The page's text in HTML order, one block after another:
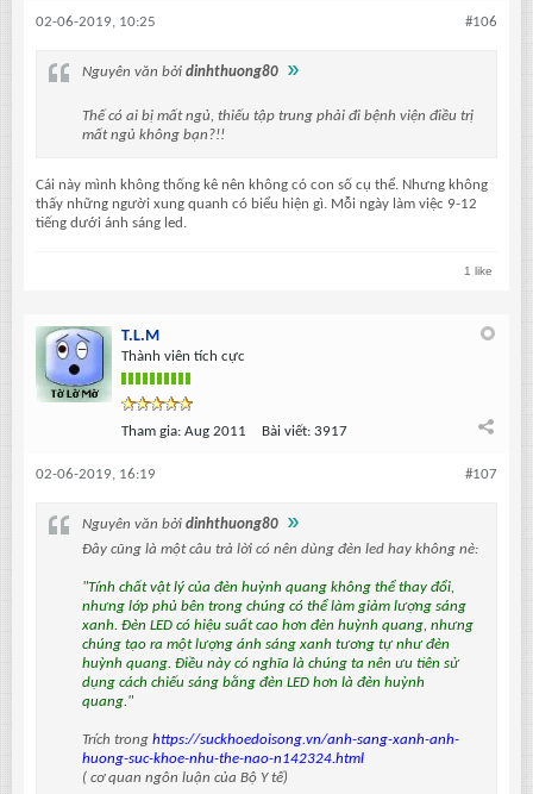
#106
02-06-2019, 10:25
Nguyên văn bởi dinhthuong80
Thế có ai bị mất ngủ, thiếu tập trung phải đi bệnh viện điều trị
mất ngủ không bạn?!!
Cái này mình không thống kê nên không có con số cụ thể. Nhưng không
thấy những người xung quanh có biểu hiện gì. Mỗi ngày làm việc 9-12
tiếng dưới ánh sáng led.
1 like
T.L.M
Thành viên tích cực
Tham gia: Aug 2011 Bài viết: 3917
#107
02-06-2019, 16:19
Nguyên văn bởi dinhthuong80
Đây cũng là một câu trả lời có nên dùng đèn led hay không nè:
"Tính chất vật lý của đèn huỳnh quang không thể thay đổi,
nhưng lớp phủ bên trong chúng có thể làm giảm lượng sáng
xanh. Đèn LED có hiệu suất cao hơn đèn huỳnh quang, nhưng
chúng tạo ra một lượng ánh sáng xanh tương tự như đèn
huỳnh quang. Điều này có nghĩa là chúng ta nên ưu tiên sử
dụng cách chiếu sáng bằng đèn LED hơn là đèn huỳnh
quang."
Trích trong https://suckhoedoisong.vn/anh-sang-xanh-anh-
huong-suc-khoe-nhu-the-nao-n142324.html
( cơ quan ngôn luận của Bộ Y tế)